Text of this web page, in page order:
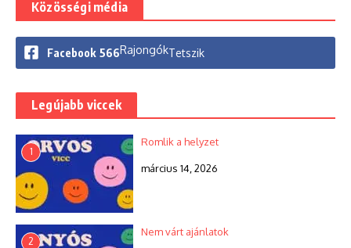
Közösségi média
Facebook 566RajongókTetszik
Legújabb viccek
1
Romlik a helyzet
március 14, 2026
2
Nem várt ajánlatok